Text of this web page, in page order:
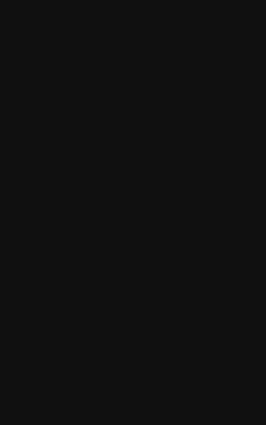
софт тач покриттям, має преміум
на Айфон зі шкіри страуса
проконсультуємо Вас з